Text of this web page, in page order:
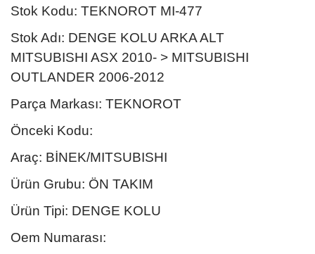
Stok Kodu: TEKNOROT MI-477
Stok Adı: DENGE KOLU ARKA ALT
MITSUBISHI ASX 2010- > MITSUBISHI
OUTLANDER 2006-2012
Parça Markası: TEKNOROT
Önceki Kodu:
Araç: BİNEK/MITSUBISHI
Ürün Grubu: ÖN TAKIM
Ürün Tipi: DENGE KOLU
Oem Numarası: